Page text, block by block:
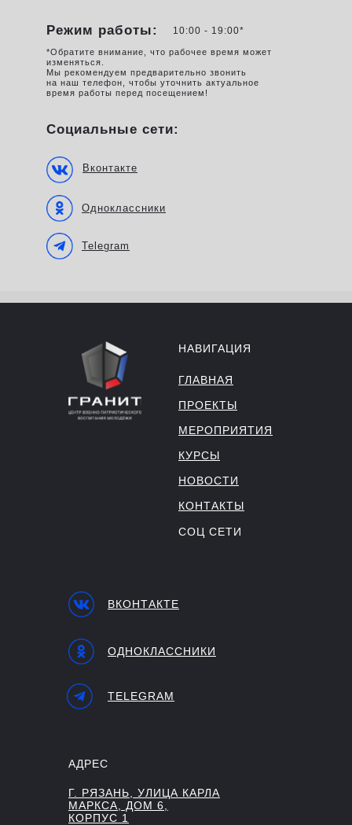
Telegram
Одноклассники
Вконтакте
Социальные сети:
Режим работы:
*Обратите внимание, что рабочее время может
изменяться.
Мы рекомендуем предварительно звонить
на наш телефон, чтобы уточнить актуальное
время работы перед посещением!
10:00 - 19:00*
Г. РЯЗАНЬ, УЛИЦА КАРЛА
МАРКСА, ДОМ 6,
КОРПУС 1
TELEGRAM
ОДНОКЛАССНИКИ
ВКОНТАКТЕ
АДРЕС
СОЦ СЕТИ
ГЛАВНАЯ
ПРОЕКТЫ
МЕРОПРИЯТИЯ
КУРСЫ
НОВОСТИ
КОНТАКТЫ
НАВИГАЦИЯ